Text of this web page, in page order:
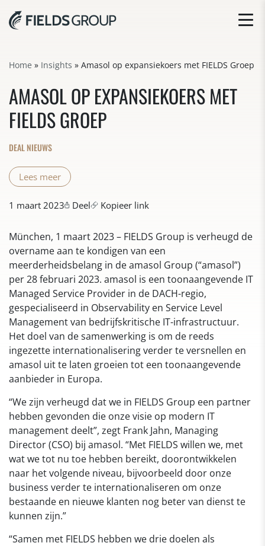
Home » Insights » Amasol op expansiekoers met FIELDS Groep
AMASOL OP EXPANSIEKOERS MET
FIELDS GROEP
DEAL NIEUWS
Lees meer
1 maart 2023 Deel Kopieer link
München, 1 maart 2023 – FIELDS Group is verheugd de
overname aan te kondigen van een
meerderheidsbelang in de amasol Group (“amasol”)
per 28 februari 2023. amasol is een toonaangevende IT
Managed Service Provider in de DACH-regio,
gespecialiseerd in Observability en Service Level
Management van bedrijfskritische IT-infrastructuur.
Het doel van de samenwerking is om de reeds
ingezette internationalisering verder te versnellen en
amasol uit te laten groeien tot een toonaangevende
aanbieder in Europa.
“We zijn verheugd dat we in FIELDS Group een partner
hebben gevonden die onze visie op modern IT
management deelt”, zegt Frank Jahn, Managing
Director (CSO) bij amasol. “Met FIELDS willen we, met
wat we tot nu toe hebben bereikt, doorontwikkelen
naar het volgende niveau, bijvoorbeeld door onze
business verder te internationaliseren om onze
bestaande en nieuwe klanten nog beter van dienst te
kunnen zijn.”
“Samen met FIELDS hebben we drie doelen als